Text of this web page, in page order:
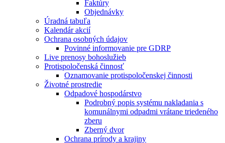
Faktúry
Objednávky
Úradná tabuľa
Kalendár akcií
Ochrana osobných údajov
Povinné informovanie pre GDRP
Live prenosy bohoslužieb
Protispoločenská činnosť
Oznamovanie protispoločenskej činnosti
Životné prostredie
Odpadové hospodárstvo
Podrobný popis systému nakladania s
komunálnymi odpadmi vrátane triedeného
zberu
Zberný dvor
Ochrana prírody a krajiny